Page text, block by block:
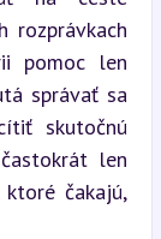
rozprávkach
pomoc len
správať sa
skutočnú
len
čakajú,